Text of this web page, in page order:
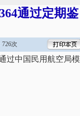
通过定期鉴
次
过中国民用航空局模